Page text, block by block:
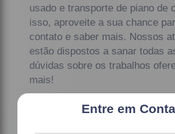
usado e transporte de piano de
isso, aproveite a sua chance
contato e saber mais. Nossos
estão dispostos a sanar todas
dúvidas sobre os trabalhos
mais!
Entre em